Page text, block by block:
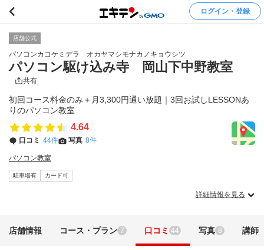
ログイン・登録
店舗公式
パソコンカコケミデラ オカヤマシモナカノキョウシツ
パソコン駆け込み寺 岡山下中野教室
共有
初回コース料金のみ＋月3,300円通い放題｜3回お試しLESSONあ
りのパソコン教室
4.64
口コミ 44件 写真 8件
パソコン教室
駐車場有 カード可
詳細情報を見る
店舗情報 コース・プラン 7 口コミ 44 写真 8 講師